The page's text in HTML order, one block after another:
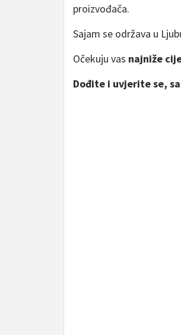
proizvođača.
Sajam se održava u
Očekuju vas najniže
Dođite i uvjerite se,